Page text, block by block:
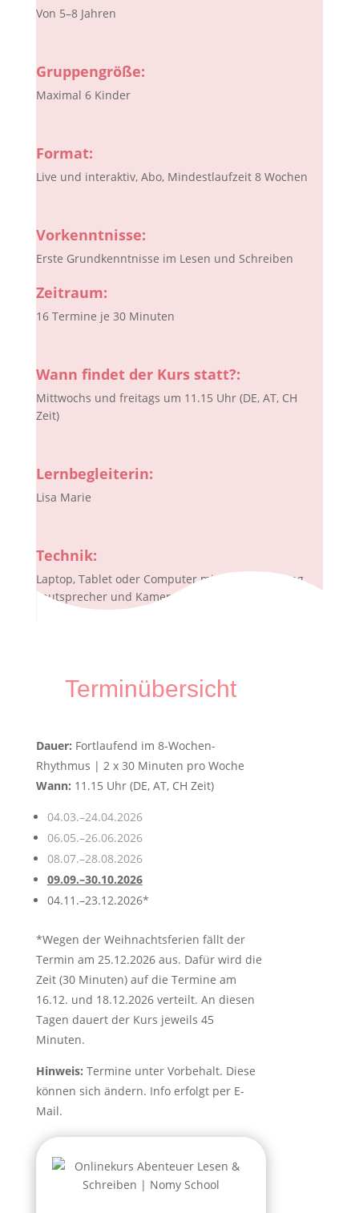
Von 5–8 Jahren
Gruppengröße:
Maximal 6 Kinder
Format:
Live und interaktiv, Abo, Mindestlaufzeit 8 Wochen
Vorkenntnisse:
Erste Grundkenntnisse im Lesen und Schreiben
Zeitraum:
16 Termine je 30 Minuten
Wann findet der Kurs statt?:
Mittwochs und freitags um 11.15 Uhr (DE, AT, CH
Zeit)
Lernbegleiterin:
Lisa Marie
Technik:
Laptop, Tablet oder Computer mit Internetzugang,
Lautsprecher und Kamera
Terminübersicht
Dauer: Fortlaufend im 8-Wochen-
Rhythmus | 2 x 30 Minuten pro Woche
Wann: 11.15 Uhr (DE, AT, CH Zeit)
04.03.–24.04.2026
06.05.–26.06.2026
08.07.–28.08.2026
09.09.–30.10.2026
04.11.–23.12.2026*
*Wegen der Weihnachtsferien fällt der
Termin am 25.12.2026 aus. Dafür wird die
Zeit (30 Minuten) auf die Termine am
16.12. und 18.12.2026 verteilt. An diesen
Tagen dauert der Kurs jeweils 45
Minuten.
Hinweis: Termine unter Vorbehalt. Diese
können sich ändern. Info erfolgt per E-
Mail.